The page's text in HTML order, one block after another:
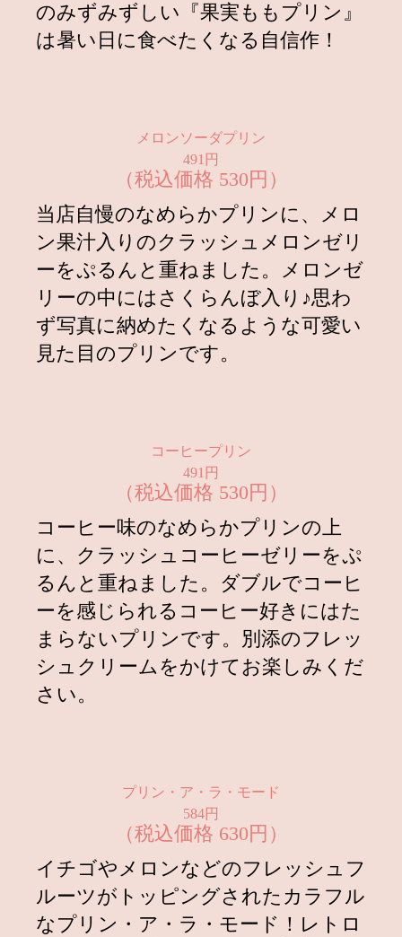
2025.10.01
【食欲の秋！】秋限定プリン2種&
新作『ダルゴナコーヒープリン』同
年も登場！
9月1日よりプリン屋さんのエッグタ
ルト『かぼちゃ』が期間限定で登
場！
2025.08.25 商品価格改定のお知らせ
2025.07.01
【夏のおいしさ閉じ込めました！】
夏の王様すいかプリン&果実ももプ
リン同時発売！
2025.06.01
6月1日よりプリン・ア・ラ・モード
【ご予約受付中！】5月10日・11日
限定発売！母の日限定特大プリン販
2025.04.25
4月25日より『もったいないバナ
ナ』のエッグタルト販売開始！
2025.04.16
4月16日よりアルフォンソマンゴー
プリン販売開始！
2025.03.21
フジテレビ「 めざましテレビ」イ
【ご予約受付中！】2月1日・2日【2
日間限定】恵方プリンロール販売！
2025.01.15
1月15日よりフォンダンショコラプ
リン、いちごのクリームプリンを販
売開始！
のみずみずしい『果実ももプリン』
は暑い日に食べたくなる自信作！
メロンソーダプリン
491円
（税込価格 530円）
当店自慢のなめらかプリンに、メロ
ン果汁入りのクラッシュメロンゼリ
ーをぷるんと重ねました。メロンゼ
リーの中にはさくらんぼ入り♪思わ
ず写真に納めたくなるような可愛い
見た目のプリンです。
コーヒープリン
491円
（税込価格 530円）
コーヒー味のなめらかプリンの上
に、クラッシュコーヒーゼリーをぷ
るんと重ねました。ダブルでコーヒ
ーを感じられるコーヒー好きにはた
まらないプリンです。別添のフレッ
シュクリームをかけてお楽しみくだ
さい。
プリン・ア・ラ・モード
584円
（税込価格 630円）
イチゴやメロンなどのフレッシュフ
ルーツがトッピングされたカラフル
なプリン・ア・ラ・モード！レトロ